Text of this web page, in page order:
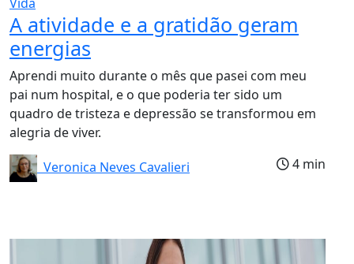
A atividade e a gratidão geram
energias
Aprendi muito durante o mês que pasei com meu
pai num hospital, e o que poderia ter sido um
quadro de tristeza e depressão se transformou em
alegria de viver.
Veronica Neves Cavalieri
4 min